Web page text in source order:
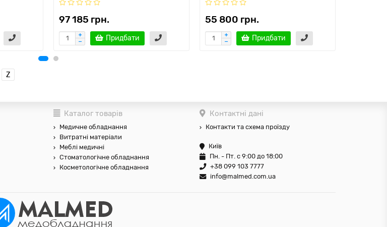
97 185 грн.
Придбати
55 800 грн.
Придбати
Z
Каталог товарів
Медичне обладнання
Витратні матеріали
Меблі медичні
Стоматологічне обладнання
Косметологічне обладнання
Контактні дані
Контакти та схема проїзду
Київ
Пн. - Пт. с 9:00 до 18:00
+38 099 103 7777
info@malmed.com.ua